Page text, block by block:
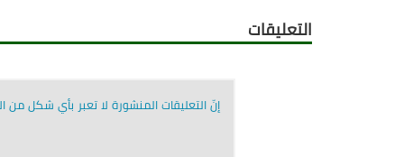
التعليقات
إنّ التعليقات المنشورة لا تعبر بأي شكل من